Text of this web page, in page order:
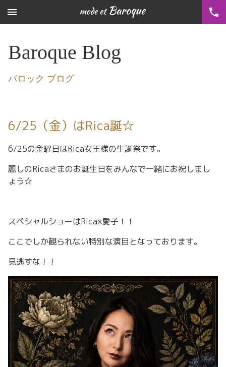
phone
menu
Baroque Blog
バロック ブログ
6/25（金）はRica誕☆
6/25の金曜日はRica女王様の生誕祭です。
麗しのRicaさまのお誕生日をみんなで一緒にお祝しまし
ょう☆
スペシャルショーはRica×愛子！！
ここでしか観られない特別な演目となっております。
見逃すな！！